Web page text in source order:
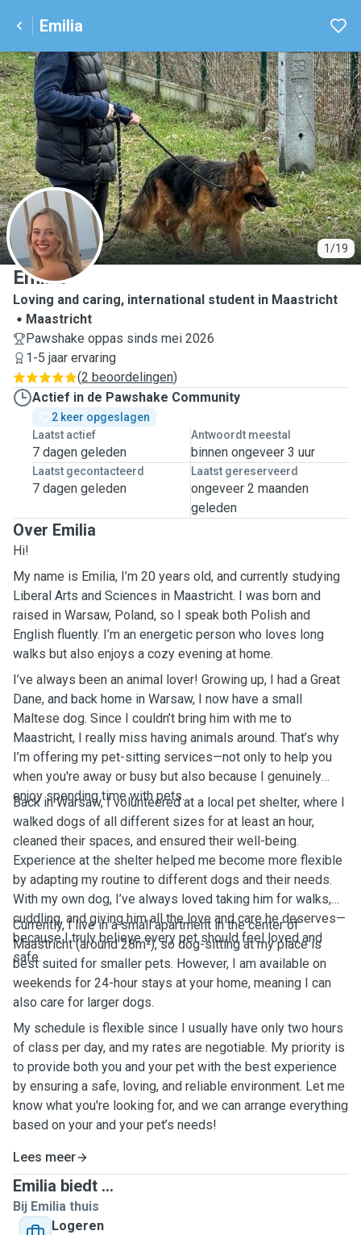
Emilia
1/19
E
Emilia
Loving and caring, international student in Maastricht
Maastricht
Pawshake oppas sinds mei 2026
1-5 jaar ervaring
(2 beoordelingen)
Actief in de Pawshake Community
2 keer opgeslagen
Laatst actief
7 dagen geleden
Antwoordt meestal
binnen ongeveer 3 uur
Laatst gecontacteerd
7 dagen geleden
Laatst gereserveerd
ongeveer 2 maanden
geleden
Over Emilia
Hi!
My name is Emilia, I’m 20 years old, and currently studying
Liberal Arts and Sciences in Maastricht. I was born and
raised in Warsaw, Poland, so I speak both Polish and
English fluently. I’m an energetic person who loves long
walks but also enjoys a cozy evening at home.
I’ve always been an animal lover! Growing up, I had a Great
Dane, and back home in Warsaw, I now have a small
Maltese dog. Since I couldn’t bring him with me to
Maastricht, I really miss having animals around. That’s why
I’m offering my pet-sitting services—not only to help you
when you're away or busy but also because I genuinely
enjoy spending time with pets.
Back in Warsaw, I volunteered at a local pet shelter, where I
walked dogs of all different sizes for at least an hour,
cleaned their spaces, and ensured their well-being.
Experience at the shelter helped me become more flexible
by adapting my routine to different dogs and their needs.
With my own dog, I’ve always loved taking him for walks,
cuddling, and giving him all the love and care he deserves—
because I truly believe every pet should feel loved and
safe.
Currently, I live in a small apartment in the center of
Maastricht (around 28m²), so dog-sitting at my place is
best suited for smaller pets. However, I am available on
weekends for 24-hour stays at your home, meaning I can
also care for larger dogs.
My schedule is flexible since I usually have only two hours
of class per day, and my rates are negotiable. My priority is
to provide both you and your pet with the best experience
by ensuring a safe, loving, and reliable environment. Let me
know what you're looking for, and we can arrange everything
based on your and your pet’s needs!
Lees meer
Emilia biedt ...
Bij Emilia thuis
Logeren